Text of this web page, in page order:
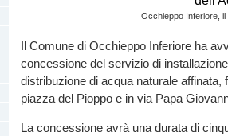
Occhieppo Inferiore,
Il Comune di Occhieppo Inferiore ha
concessione del servizio di
distribuzione di acqua naturale
piazza del Pioppo e in via Papa
La concessione avrà una durata di